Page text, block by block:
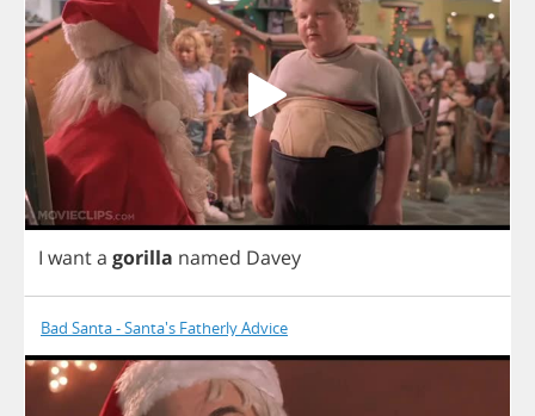
I wanta gorilla named Davey
Bad Santa - Santa's Fatherly Advice